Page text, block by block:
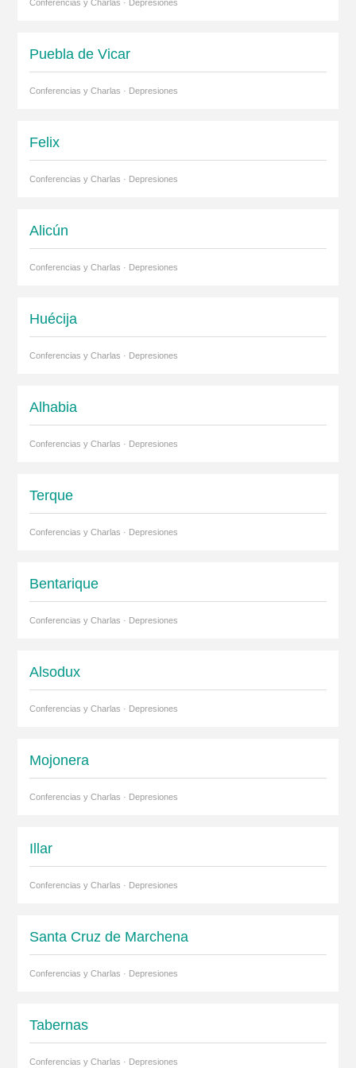
Conferencias y Charlas · Depresiones
Puebla de Vicar
Conferencias y Charlas · Depresiones
Felix
Conferencias y Charlas · Depresiones
Alicún
Conferencias y Charlas · Depresiones
Huécija
Conferencias y Charlas · Depresiones
Alhabia
Conferencias y Charlas · Depresiones
Terque
Conferencias y Charlas · Depresiones
Bentarique
Conferencias y Charlas · Depresiones
Alsodux
Conferencias y Charlas · Depresiones
Mojonera
Conferencias y Charlas · Depresiones
Illar
Conferencias y Charlas · Depresiones
Santa Cruz de Marchena
Conferencias y Charlas · Depresiones
Tabernas
Conferencias y Charlas · Depresiones